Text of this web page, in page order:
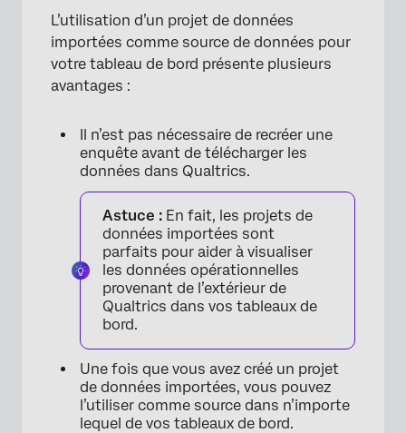
L’utilisation d’un projet de données
importées comme source de données pour
votre tableau de bord présente plusieurs
avantages :
Il n’est pas nécessaire de recréer une
enquête avant de télécharger les
données dans Qualtrics.
Astuce : En fait, les projets de
données importées sont
parfaits pour aider à visualiser
les données opérationnelles
provenant de l’extérieur de
Qualtrics dans vos tableaux de
bord.
Une fois que vous avez créé un projet
de données importées, vous pouvez
l’utiliser comme source dans n’importe
lequel de vos tableaux de bord.